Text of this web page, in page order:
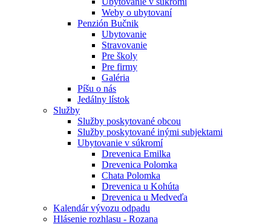
Weby o ubytovaní
Penzión Bučnik
Ubytovanie
Stravovanie
Pre školy
Pre firmy
Galéria
Píšu o nás
Jedálny lístok
Služby
Služby poskytované obcou
Služby poskytované inými subjektami
Ubytovanie v súkromí
Drevenica Emilka
Drevenica Polomka
Chata Polomka
Drevenica u Kohúta
Drevenica u Medveďa
Kalendár vývozu odpadu
Hlásenie rozhlasu - Rozana